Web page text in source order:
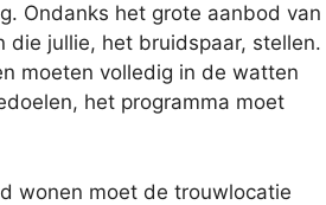
Ondanks het grote aanbod van
jullie, het bruidspaar, stellen.
moeten volledig in de watten
het programma moet
wonen moet de trouwlocatie